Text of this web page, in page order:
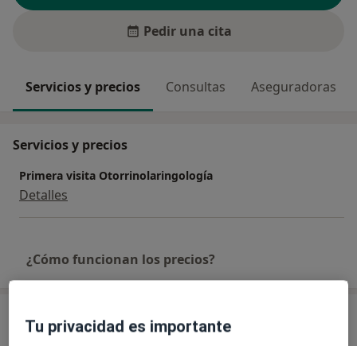
Pedir una cita
Servicios y precios Consultas Aseguradoras
Servicios y precios
Primera visita Otorrinolaringología
Detalles
¿Cómo funcionan los precios?
Consulta
Tu privacidad es importante